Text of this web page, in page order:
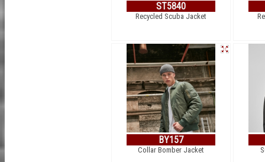
ST5840
Recycled Scuba Jacket
BY157
Collar Bomber Jacket